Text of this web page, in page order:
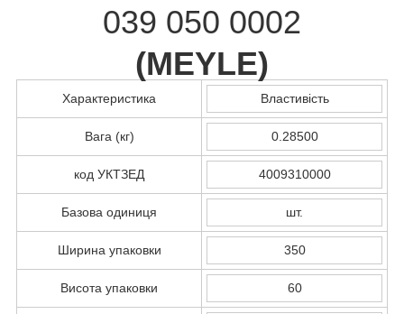
039 050 0002
(MEYLE)
Характеристика Властивість
Вага (кг) 0.28500
код УКТЗЕД 4009310000
Базова одиниця шт.
Ширина упаковки 350
Висота упаковки 60